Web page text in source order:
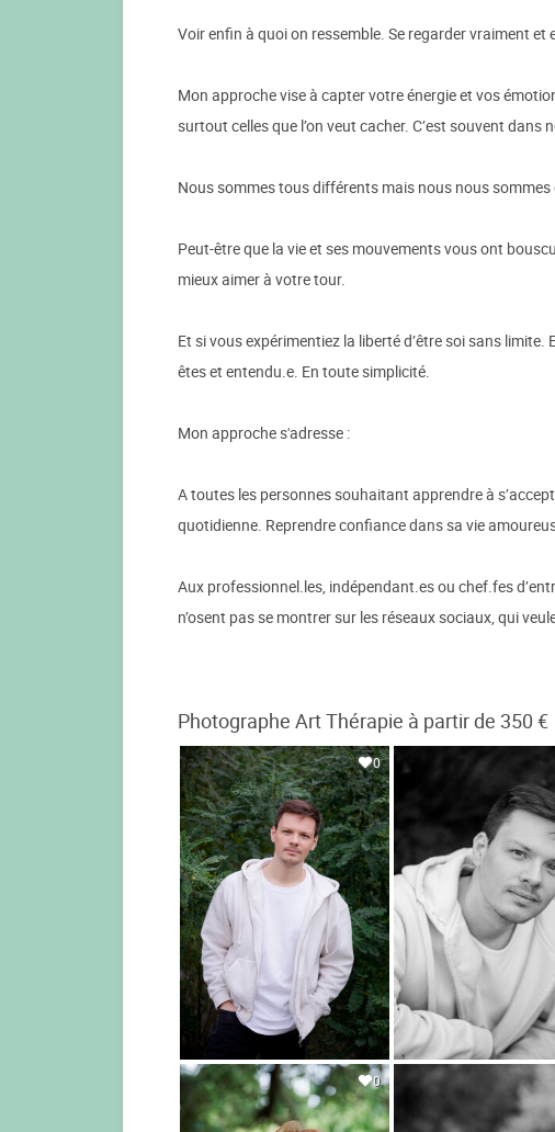
Voir enfin à quoi on ressemble. Se regarder vraiment et
Mon approche vise à capter votre énergie et vos
surtout celles que l’on veut cacher. C’est souvent
Nous sommes tous différents mais nous nous sommes
Peut-être que la vie et ses mouvements vous ont
mieux aimer à votre tour.
Et si vous expérimentiez la liberté d’être soi sans
êtes et entendu.e. En toute simplicité.
Mon approche s'adresse :
A toutes les personnes souhaitant apprendre à
quotidienne. Reprendre confiance dans sa vie
Aux professionnel.les, indépendant.es ou chef.fes
n’osent pas se montrer sur les réseaux sociaux, qui
Photographe Art Thérapie à partir de 350 €
0
0